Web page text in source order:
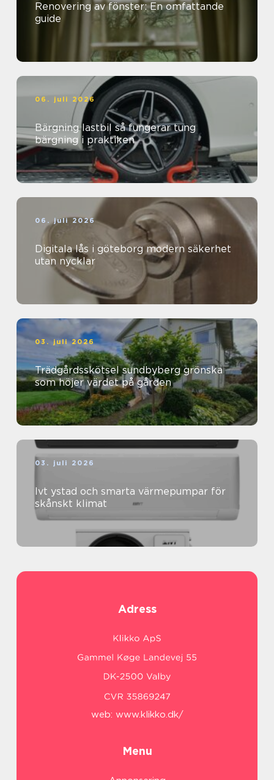
Renovering av fönster: En omfattande
guide
06. juli 2026
Bärgning lastbil så fungerar tung
bärgning i praktiken
06. juli 2026
Digitala lås i göteborg modern säkerhet
utan nycklar
03. juli 2026
Trädgårdsskötsel sundbyberg grönska
som höjer värdet på gården
03. juli 2026
Ivt ystad och smarta värmepumpar för
skånskt klimat
Adress
web: www.klikko.dk/
Menu